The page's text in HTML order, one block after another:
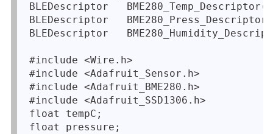
BLEDescriptor
BLEDescriptor
BLEDescriptor
#include <Wire.h>
#include <Adafruit_Sensor.h>
#include <Adafruit_BME280.h>
#include <Adafruit_SSD1306.h>
float tempC;
float pressure;